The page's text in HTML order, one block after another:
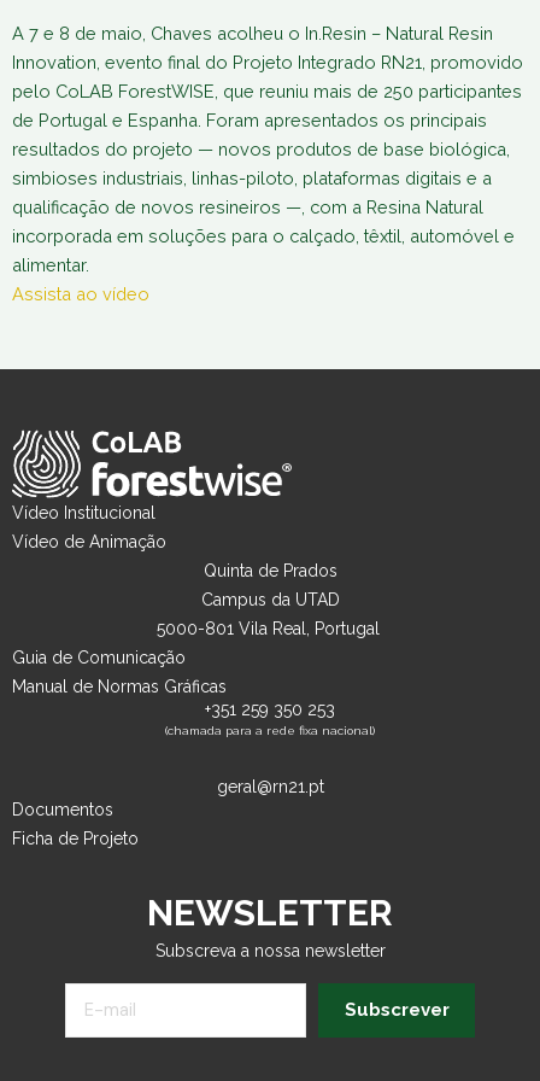
A 7 e 8 de maio, Chaves acolheu o In.Resin – Natural Resin
Innovation, evento final do Projeto Integrado RN21, promovido
pelo CoLAB ForestWISE, que reuniu mais de 250 participantes
de Portugal e Espanha. Foram apresentados os principais
resultados do projeto — novos produtos de base biológica,
simbioses industriais, linhas-piloto, plataformas digitais e a
qualificação de novos resineiros —, com a Resina Natural
incorporada em soluções para o calçado, têxtil, automóvel e
alimentar.
Assista ao vídeo
Vídeo Institucional
Vídeo de Animação
Quinta de Prados
Campus da UTAD
5000-801 Vila Real, Portugal
Guia de Comunicação
Manual de Normas Gráficas
+351 259 350 253
(chamada para a rede fixa nacional)
geral@rn21.pt
Documentos
Ficha de Projeto
NEWSLETTER
Subscreva a nossa newsletter
Subscrever